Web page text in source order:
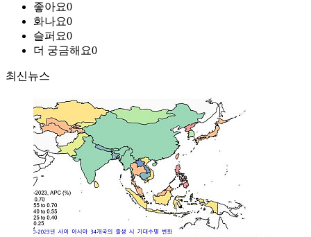
좋아요0
화나요0
슬퍼요0
더 궁금해요0
최신뉴스